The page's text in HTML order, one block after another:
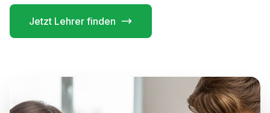
Jetzt Lehrer finden